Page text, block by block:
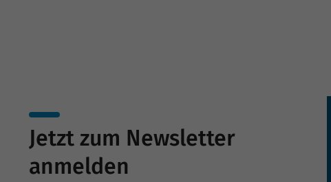
Jetzt zum Newsletter
anmelden